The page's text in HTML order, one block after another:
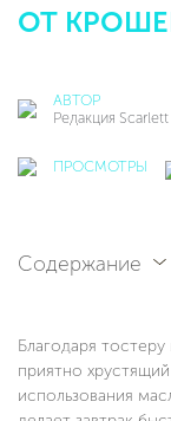
ОТ
АВТОР
Редакция Scarlett
ПРОСМОТРЫ
Содержание
Благодаря
приятно
использования